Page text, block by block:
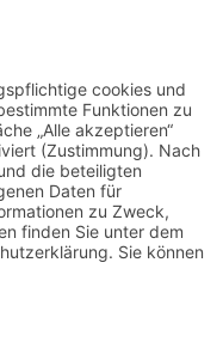
Datenschutzerklärung
Ziele
Im Rat